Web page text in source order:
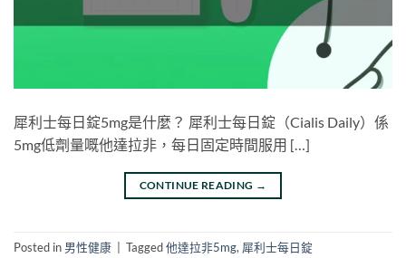
犀利士每日錠5mg是什麼？ 犀利士每日錠（Cialis Daily）係
5mg低劑量嘅他達拉非，每日固定時間服用 […]
CONTINUE READING →
Posted in 男性健康 Tagged他達拉非5mg, 犀利士每日錠